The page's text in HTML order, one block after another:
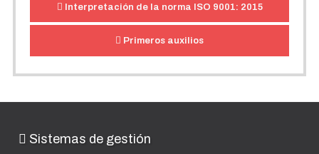
Interpretación de la norma ISO 9001: 2015
Primeros auxilios
Sistemas de gestión